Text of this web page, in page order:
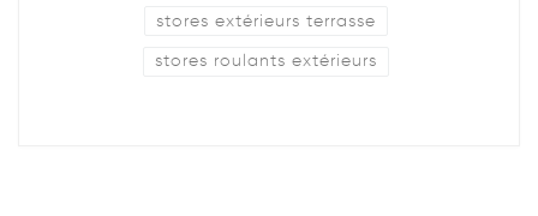
stores extérieurs terrasse
stores roulants extérieurs